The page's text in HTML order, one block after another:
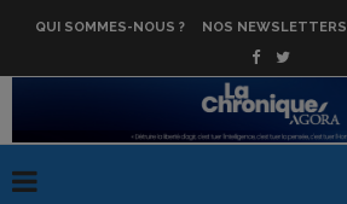
QUI SOMMES-NOUS ? NOS NEWSLETTERS